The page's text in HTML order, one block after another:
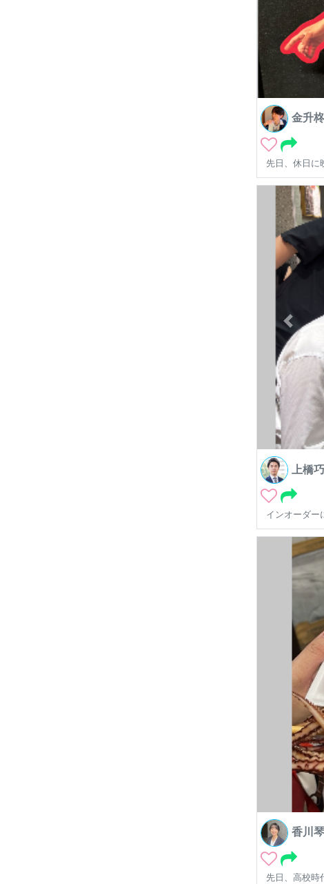
金升
先日、休日に
上橋
インオーダー
香川
先日、高校時